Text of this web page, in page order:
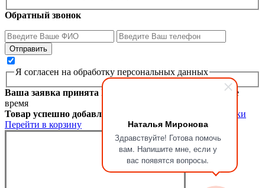
Наталья Миронова
Здравствуйте! Готова помочь
вам. Напишите мне, если у
вас появятся вопросы.
Обратный звонок
Я согласен на обработку персональных данных
Ваша заявка принята Мы перезвоним вам в ближайшее
время
Товар успешно добавлен в корзину
Продолжить покупки
Перейти в корзину